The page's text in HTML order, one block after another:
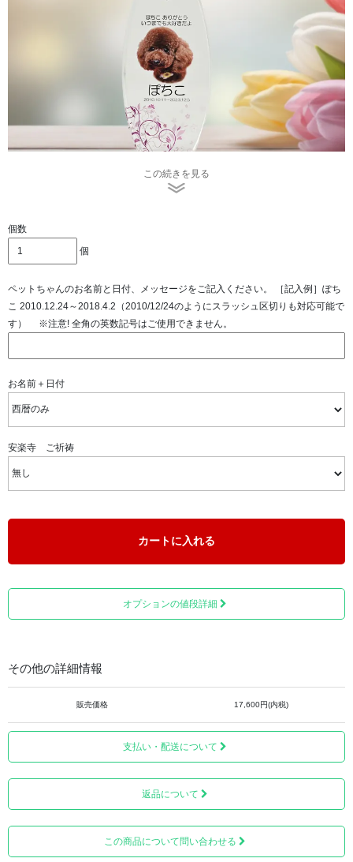
きわめて透明度の高いクリスタルガラスを使用しており、
背面にも綺麗にプリントされておりますので、裏面からも
可愛い姿を見ることができます。
この続きを見る
個数
個
ペットちゃんのお名前と日付、メッセージをご記入ください。 ［記入例］ぽち
こ 2010.12.24～2018.4.2（2010/12/24のようにスラッシュ区切りも対応可能で
す） ※注意! 全角の英数記号はご使用できません。
お名前＋日付
安楽寺 ご祈祷
カートに入れる
オプションの値段詳細
その他の詳細情報
販売価格 17,600円(内税)
支払い・配送について
返品について
この商品について問い合わせる